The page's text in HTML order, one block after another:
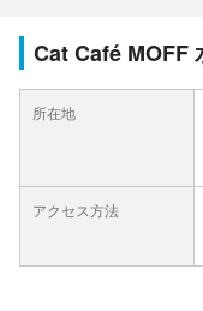
Cat Café MOFF
所在地
アクセス方法